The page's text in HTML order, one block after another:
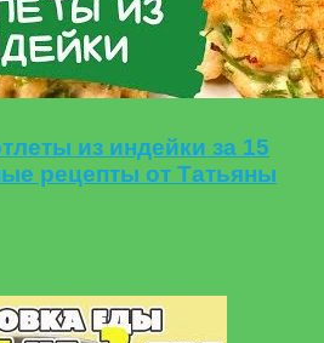
из индейки за 15
рецепты от Татьяны